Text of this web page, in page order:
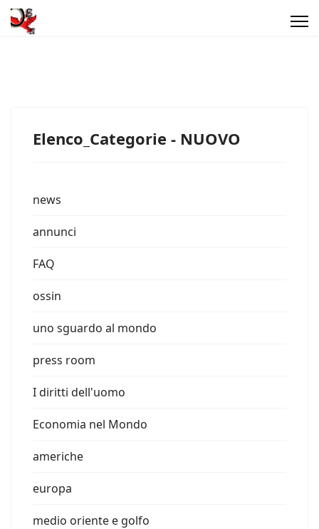
Elenco_Categorie - NUOVO
news
annunci
FAQ
ossin
uno sguardo al mondo
press room
I diritti dell'uomo
Economia nel Mondo
americhe
europa
medio oriente e golfo